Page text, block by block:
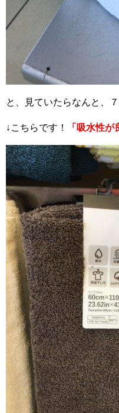
と、見ていたらなんと、
↓こちらです！ 「吸水性が